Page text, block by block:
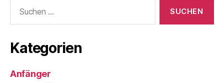
nach:
Kategorien
Anfänger